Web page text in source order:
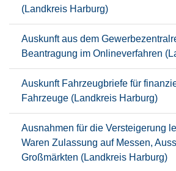
(Landkreis Harburg)
Auskunft aus dem
Beantragung im Onlineverfahren
Auskunft Fahrzeugbriefe für
Fahrzeuge (Landkreis Harburg)
Ausnahmen für die Versteigerung
Waren Zulassung auf Messen,
Großmärkten (Landkreis Harburg)